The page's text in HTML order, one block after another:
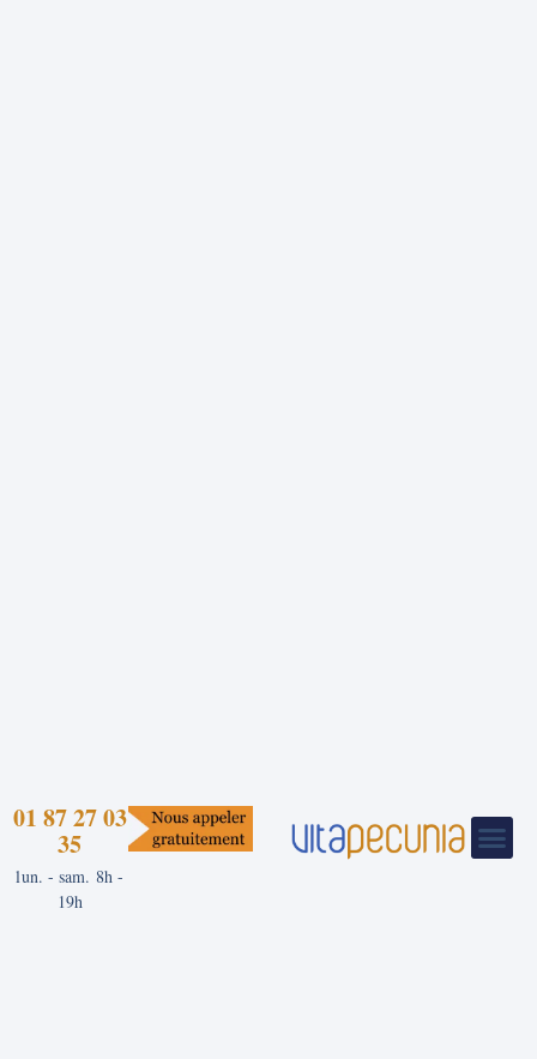
01 87 27 03
35
lun. - sam. 8h -
19h